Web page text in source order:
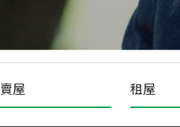
賣屋 租屋